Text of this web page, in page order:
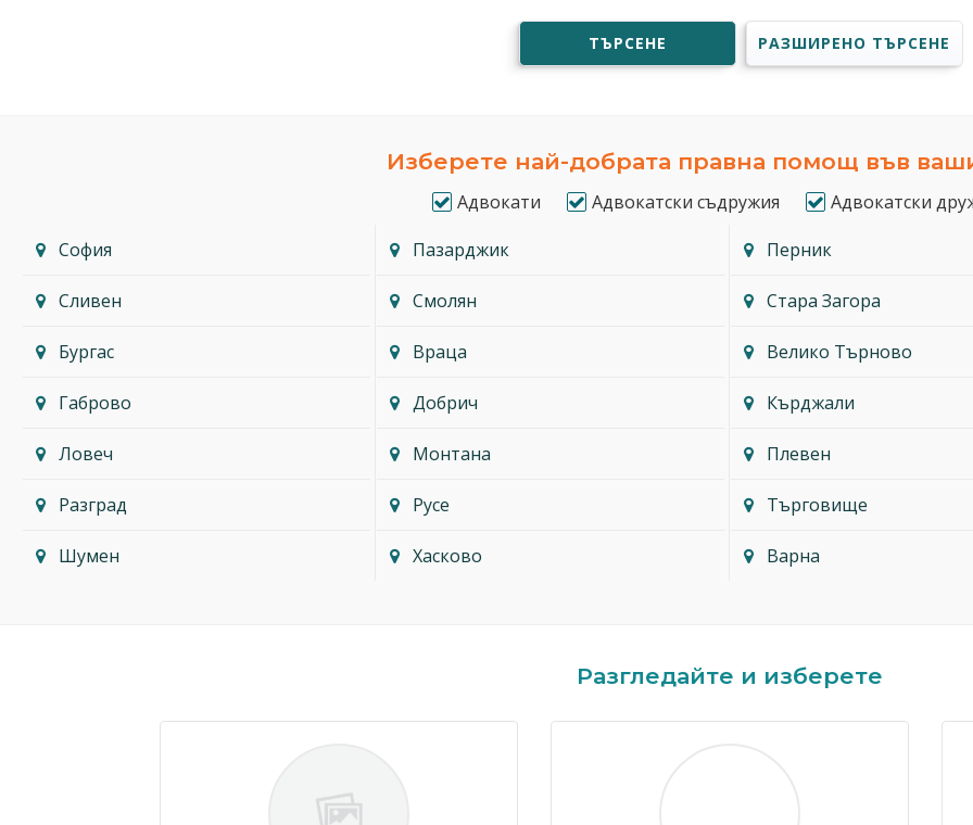
ТЪРСЕНЕ РАЗШИРЕНО ТЪРСЕНЕ
Изберете най-добрата правна помощ във
Адвокати Адвокатски съдружия
Адвокатски
София
Пазарджик Перник
Сливен Смолян Стара Загора
Бургас Враца Велико Търново
Габрово Добрич Кърджали
Ловеч Монтана Плевен
Разград Русе Търговище
Шумен Хасково Варна
Разгледайте и изберете